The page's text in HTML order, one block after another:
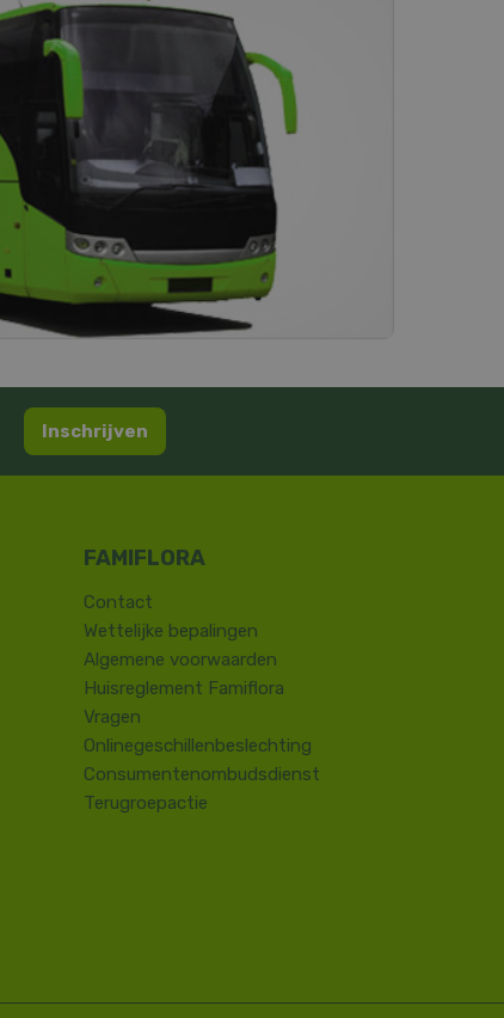
Inschrijven
Contact
​Wettelijke bepalingen
Algemene voorwaarden
Huisreglement Famiflora
Vragen
Onlinegeschillenbeslechting
Consumentenombudsdienst
Terugroepactie